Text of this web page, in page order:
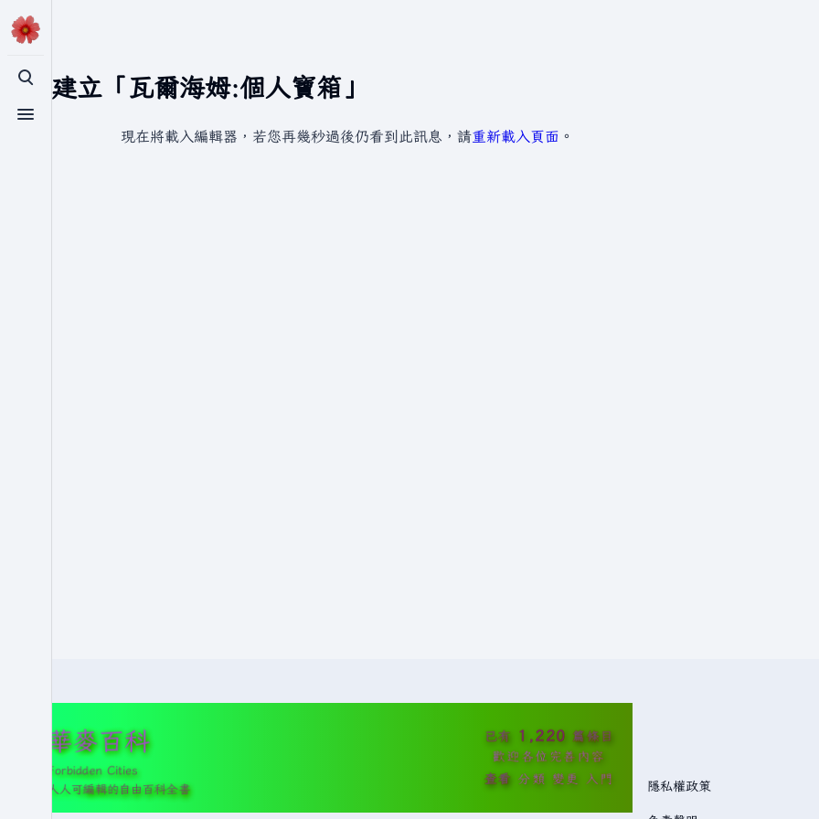
切換搜尋
切換選單
正在建立「瓦爾海姆:個人寶箱」
現在將載入編輯器，若您再幾秒過後仍看到此訊息，請重新載入頁面 。
華麥百科
Forbidden Cities
人人可編輯的自由百科全書
已有 1,220 篇條目
歡迎各位完善內容
查看 分類 變更 入門 隱私權政策